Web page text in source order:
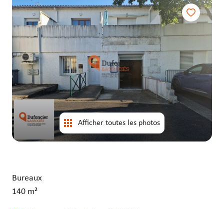
entrepôts
entrepôts
Contact
Afficher toutes les photos
Bureaux
140 m²